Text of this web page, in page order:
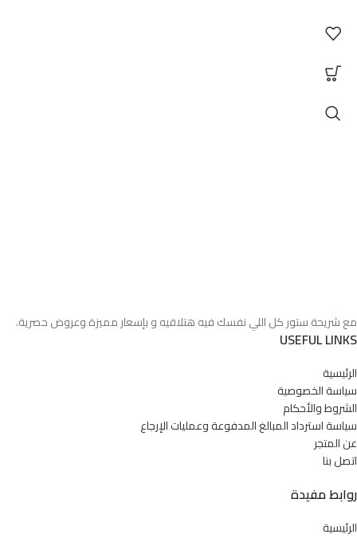
مع شريحة ستور كل اللي نفسك فيه هتلاقيه و بإسعار مميزة وعروض حصرية.
USEFUL LINKS
الرئيسية
سياسة الخصوصية
الشروط والأحكام
سياسة استرداد المبالغ المدفوعة وعمليات الإرجاع
عن المتجر
اتصل بنا
روابط مفيدة
الرئيسية